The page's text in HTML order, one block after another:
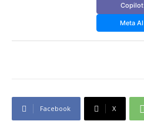
Copilot
Meta AI
Facebook X